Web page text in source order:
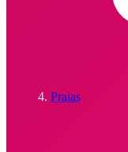
Praias